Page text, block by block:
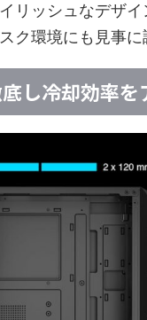
リッシュなデザ
ク環境にも見事に
し冷却効率を